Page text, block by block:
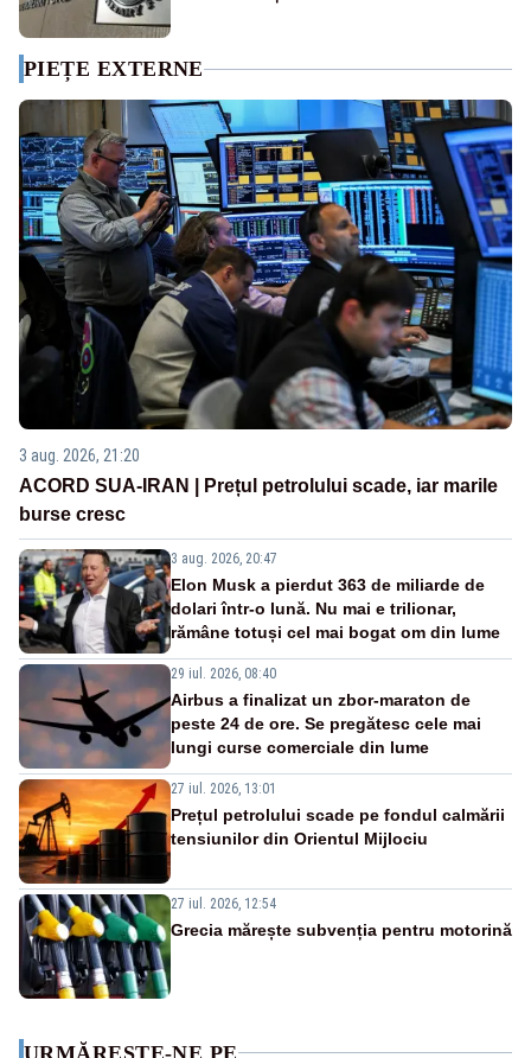
PIEȚE EXTERNE
3 aug. 2026, 21:20
ACORD SUA-IRAN | Prețul petrolului scade, iar marile
burse cresc
3 aug. 2026, 20:47
Elon Musk a pierdut 363 de miliarde de
dolari într-o lună. Nu mai e trilionar,
rămâne totuși cel mai bogat om din lume
29 iul. 2026, 08:40
Airbus a finalizat un zbor-maraton de
peste 24 de ore. Se pregătesc cele mai
lungi curse comerciale din lume
27 iul. 2026, 13:01
Prețul petrolului scade pe fondul calmării
tensiunilor din Orientul Mijlociu
27 iul. 2026, 12:54
Grecia mărește subvenția pentru motorină
URMĂREȘTE-NE PE